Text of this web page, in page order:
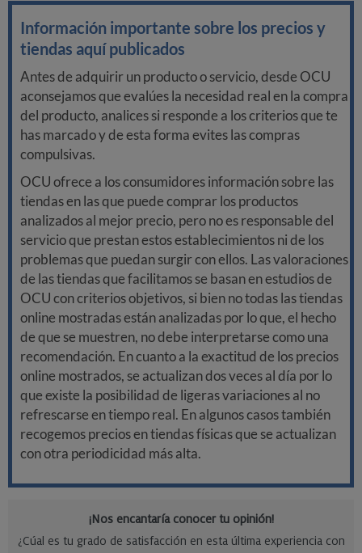
Información importante sobre los precios y
tiendas aquí publicados
Antes de adquirir un producto o servicio, desde OCU
aconsejamos que evalúes la necesidad real en la compra
del producto, analices si responde a los criterios que te
has marcado y de esta forma evites las compras
compulsivas.
OCU ofrece a los consumidores información sobre las
tiendas en las que puede comprar los productos
analizados al mejor precio, pero no es responsable del
servicio que prestan estos establecimientos ni de los
problemas que puedan surgir con ellos. Las valoraciones
de las tiendas que facilitamos se basan en estudios de
OCU con criterios objetivos, si bien no todas las tiendas
online mostradas están analizadas por lo que, el hecho
de que se muestren, no debe interpretarse como una
recomendación. En cuanto a la exactitud de los precios
online mostrados, se actualizan dos veces al día por lo
que existe la posibilidad de ligeras variaciones al no
refrescarse en tiempo real. En algunos casos también
recogemos precios en tiendas físicas que se actualizan
con otra periodicidad más alta.